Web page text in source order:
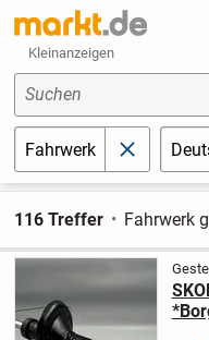
Kleinanzeigen
Suchen
Fahrwerk schließen
116 Treffer Fahrwerk